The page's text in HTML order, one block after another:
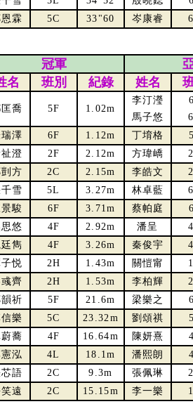
霖 5C 33"60 岑康睿
冠軍
名
班別 紀錄 姓名
喬 5F 1.02m
李汀瀅
馬子悠
澤 6F 1.12m 丁堉格
澄 2F 2.12m 方瑋嶠
方 2C 2.15m 李皓文
雪 5L 3.27m 林卓藍
景駿 6F 3.71m 蔡帕庭
悠 4F 2.92m 潘呈
雋 4F 3.26m 秦俊宇
悦 2H 1.43m 關愷甯
齊 2H 1.53m 李柏輝
祈 5F 21.6m 梁樂之
樂 5C 23.32m 劉頌祺
蕎 4F 16.64m 陳妍熹
泓 4L 18.1m 潘熙朗
語 2C 9.3m 張佩琳
遠 2C 15.15m 李一樂